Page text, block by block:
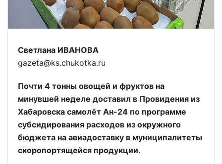
Светлана ИВАНОВА
gazeta@ks.chukotka.ru
Почти 4 тонны овощей и фруктов на
минувшей неделе доставил в Провидения из
Хабаровска самолёт Ан-24 по программе
субсидирования расходов из окружного
бюджета на авиадоставку в муниципалитеты
скоропортящейся продукции.